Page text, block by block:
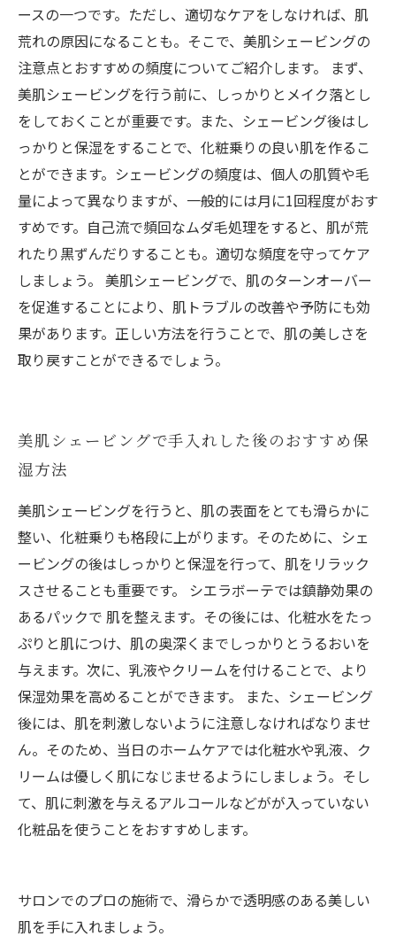
ースの一つです。ただし、適切なケアをしなければ、肌
荒れの原因になることも。そこで、美肌シェービングの
注意点とおすすめの頻度についてご紹介します。 まず、
美肌シェービングを行う前に、しっかりとメイク落とし
をしておくことが重要です。また、シェービング後はし
っかりと保湿をすることで、化粧乗りの良い肌を作るこ
とができます。シェービングの頻度は、個人の肌質や毛
量によって異なりますが、一般的には月に1回程度がおす
すめです。自己流で頻回なムダ毛処理をすると、肌が荒
れたり黒ずんだりすることも。適切な頻度を守ってケア
しましょう。 美肌シェービングで、肌のターンオーバー
を促進することにより、肌トラブルの改善や予防にも効
果があります。正しい方法を行うことで、肌の美しさを
取り戻すことができるでしょう。
美肌シェービングで手入れした後のおすすめ保
湿方法
美肌シェービングを行うと、肌の表面をとても滑らかに
整い、化粧乗りも格段に上がります。そのために、シェ
ービングの後はしっかりと保湿を行って、肌をリラック
スさせることも重要です。 シエラボーテでは鎮静効果の
あるパックで 肌を整えます。その後には、化粧水をたっ
ぷりと肌につけ、肌の奥深くまでしっかりとうるおいを
与えます。次に、乳液やクリームを付けることで、より
保湿効果を高めることができます。 また、シェービング
後には、肌を刺激しないように注意しなければなりませ
ん。そのため、当日のホームケアでは化粧水や乳液、ク
リームは優しく肌になじませるようにしましょう。そし
て、肌に刺激を与えるアルコールなどがが入っていない
化粧品を使うことをおすすめします。
サロンでのプロの施術で、滑らかで透明感のある美しい
肌を手に入れましょう。